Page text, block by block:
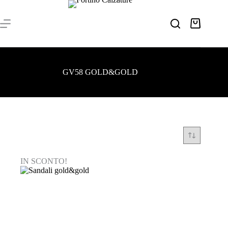
contenuto
Carrello
GV58 GOLD&GOLD
IN SCONTO!